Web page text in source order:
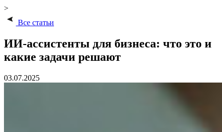
>
Все статьи
ИИ-ассистенты для бизнеса: что это и
какие задачи решают
03.07.2025